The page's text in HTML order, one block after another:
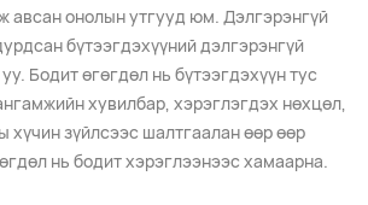
авсан онолын утгууд юм. Дэлгэрэнгүй
бүтээгдэхүүний дэлгэрэнгүй
Бодит өгөгдөл нь бүтээгдэхүүн тус
хувилбар, хэрэглэгдэх нөхцөл,
хүчин зүйлсээс шалтгаалан өөр өөр
нь бодит хэрэглээнээс хамаарна.